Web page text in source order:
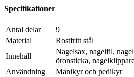
Specifikationer
Antal delar
9
Material
Rostfritt stål
Innehåll
Nagelsax, nagelfil,
öronsticka,
Användning
Manikyr och pedikyr